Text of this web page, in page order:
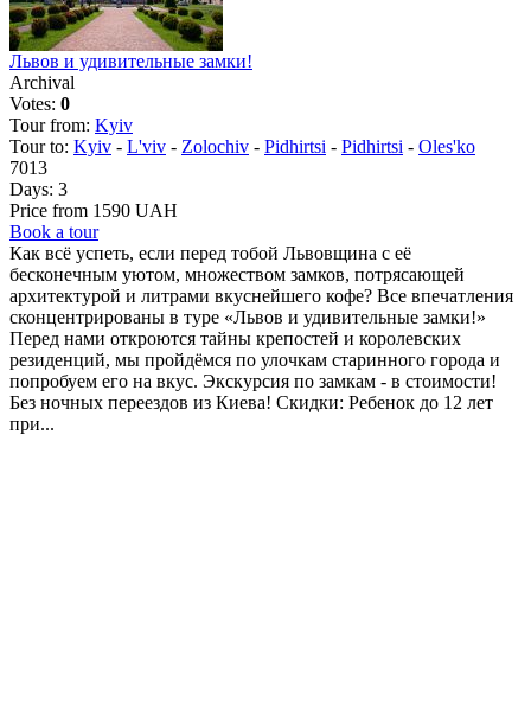
Львов и удивительные замки!
Archival
Votes: 0
Tour from: Kyiv
Tour to: Kyiv - L'viv - Zolochiv - Pidhirtsi - Pidhirtsi - Oles'ko
7013
Days: 3
Price from 1590 UAH
Book a tour
Как всё успеть, если перед тобой Львовщина с её
бесконечным уютом, множеством замков, потрясающей
архитектурой и литрами вкуснейшего кофе? Все впечатления
сконцентрированы в туре «Львов и удивительные замки!»
Перед нами откроются тайны крепостей и королевских
резиденций, мы пройдёмся по улочкам старинного города и
попробуем его на вкус. Экскурсия по замкам - в стоимости!
Без ночных переездов из Киева! Скидки: Ребенок до 12 лет
при...